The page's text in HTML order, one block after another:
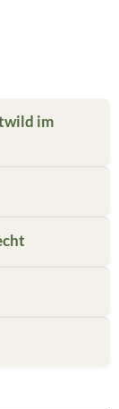
im